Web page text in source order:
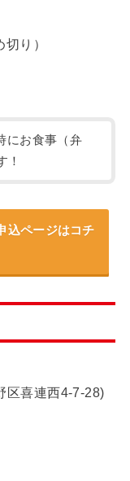
り）
にお食事（弁
！
込ページはコチ
区喜連西4-7-28)